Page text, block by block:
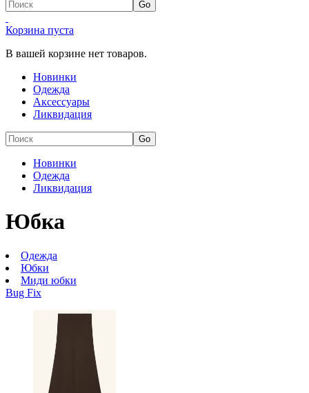
Корзина пуста
В вашей корзине нет товаров.
Новинки
Одежда
Аксессуары
Ликвидация
Новинки
Одежда
Ликвидация
Юбка
Одежда
Юбки
Миди юбки
Bug Fix